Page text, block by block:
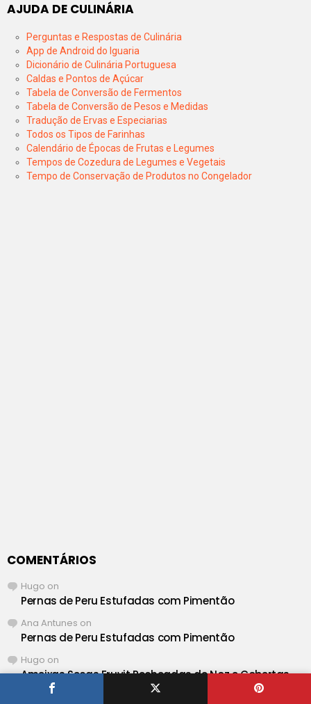
AJUDA DE CULINÁRIA
Perguntas e Respostas de Culinária
App de Android do Iguaria
Dicionário de Culinária Portuguesa
Caldas e Pontos de Açúcar
Tabela de Conversão de Fermentos
Tabela de Conversão de Pesos e Medidas
Tradução de Ervas e Especiarias
Todos os Tipos de Farinhas
Calendário de Épocas de Frutas e Legumes
Tempos de Cozedura de Legumes e Vegetais
Tempo de Conservação de Produtos no Congelador
COMENTÁRIOS
Hugo on
Pernas de Peru Estufadas com Pimentão
Ana Antunes on
Pernas de Peru Estufadas com Pimentão
Hugo on
Ameixas Secas Fruvit Recheadas de Noz e Cobertas
de Chocolate da Moldávia